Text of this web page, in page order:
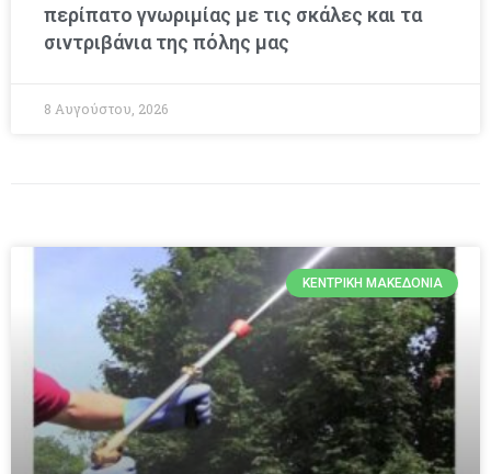
περίπατο γνωριμίας με τις σκάλες και τα
σιντριβάνια της πόλης μας
8 Αυγούστου, 2026
ΚΕΝΤΡΙΚΉ ΜΑΚΕΔΟΝΊΑ